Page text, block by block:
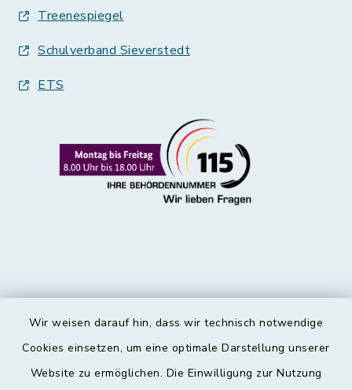
Wir weisen darauf hin, dass wir technisch notwendige
Cookies einsetzen, um eine optimale Darstellung unserer
Website zu ermöglichen. Die Einwilligung zur Nutzung
Treenespiegel
Schulverband Sieverstedt
ETS
Kontakt